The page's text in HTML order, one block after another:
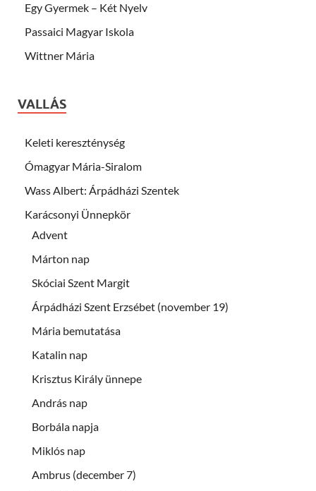
Egy Gyermek – Két Nyelv
Passaici Magyar Iskola
Wittner Mária
VALLÁS
Keleti kereszténység
Ómagyar Mária-Siralom
Wass Albert: Árpádházi Szentek
Karácsonyi Ünnepkör
Advent
Márton nap
Skóciai Szent Margit
Árpádházi Szent Erzsébet (november 19)
Mária bemutatása
Katalin nap
Krisztus Király ünnepe
András nap
Borbála napja
Miklós nap
Ambrus (december 7)